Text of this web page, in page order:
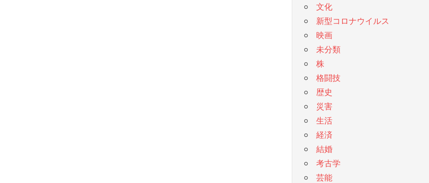
文化
新型コロナウイルス
映画
未分類
株
格闘技
歴史
災害
生活
経済
結婚
考古学
芸能